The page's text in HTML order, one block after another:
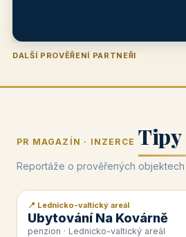
DALŠÍ PROVĚŘENÍ PARTNEŘI
Penzion U Zámku Pension Faber
PR MAGAZÍN · INZERCE Tipy
Reportáže o prověřených
📰 PR článek
📍 Lednicko-valtický areál
Ubytování Na Kovárně
penzion · Lednicko-valtický areál